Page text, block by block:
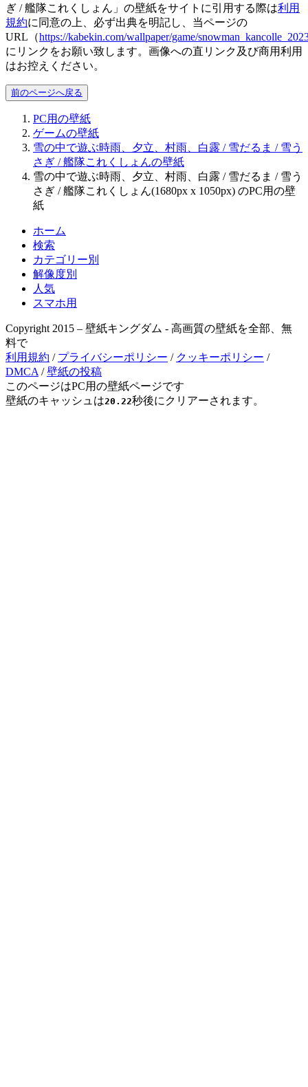
ぎ / 艦隊これくしょん」の壁紙をサイトに引用する際は利用
規約に同意の上、必ず出典を明記し、当ページの
URL（https://kabekin.com/wallpaper/game/
にリンクをお願い致します。画像への直リンク及び商用利用
はお控えください。
前のページへ戻る
PC用の壁紙
ゲームの壁紙
雪の中で遊ぶ時雨、夕立、村雨、白露 / 雪だるま / 雪う
さぎ / 艦隊これくしょんの壁紙
雪の中で遊ぶ時雨、夕立、村雨、白露 / 雪だるま / 雪う
さぎ / 艦隊これくしょん(1680px x 1050px) のPC用の壁
紙
ホーム
検索
カテゴリー別
解像度別
人気
スマホ用
Copyright 2015 – 壁紙キングダム - 高画質の壁紙を全部、無
料で
利用規約 / プライバシーポリシー / クッキーポリシー /
DMCA /壁紙の投稿
このページはPC用の壁紙ページです
壁紙のキャッシュは20.22秒後にクリアーされます。